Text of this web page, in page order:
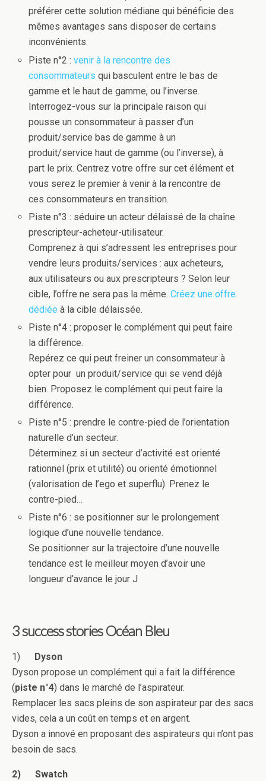
préférer cette solution médiane qui bénéficie des
mêmes avantages sans disposer de certains
inconvénients.
Piste n°2 :venir à la rencontre des
consommateurs qui basculent entre le bas de
gamme et le haut de gamme, ou l’inverse.
Interrogez-vous sur la principale raison qui
pousse un consommateur à passer d’un
produit/service bas de gamme à un
produit/service haut de gamme (ou l’inverse), à
part le prix. Centrez votre offre sur cet élément et
vous serez le premier à venir à la rencontre de
ces consommateurs en transition.
Piste n°3 : séduire un acteur délaissé de la chaîne
prescripteur-acheteur-utilisateur.
Comprenez à qui s’adressent les entreprises pour
vendre leurs produits/services : aux acheteurs,
aux utilisateurs ou aux prescripteurs ? Selon leur
cible, l’offre ne sera pas la même.Créez une offre
dédiée à la cible délaissée.
Piste n°4 : proposer le complément qui peut faire
la différence.
Repérez ce qui peut freiner un consommateur à
opter pour un produit/service qui se vend déjà
bien. Proposez le complément qui peut faire la
différence.
Piste n°5 : prendre le contre-pied de l’orientation
naturelle d’un secteur.
Déterminez si un secteur d’activité est orienté
rationnel (prix et utilité) ou orienté émotionnel
(valorisation de l’ego et superflu). Prenez le
contre-pied…
Piste n°6 : se positionner sur le prolongement
logique d’une nouvelle tendance.
Se positionner sur la trajectoire d’une nouvelle
tendance est le meilleur moyen d’avoir une
longueur d’avance le jour J
3 success stories Océan Bleu
1)
Dyson
Dyson propose un complément qui a fait la différence
(piste n°4) dans le marché de l’aspirateur.
Remplacer les sacs pleins de son aspirateur par des sacs
vides, cela a un coût en temps et en argent.
Dyson a innové en proposant des aspirateurs qui n’ont pas
besoin de sacs.
2) Swatch